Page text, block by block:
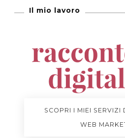
Il mio lavoro
SCOPRI I MIEI SERVIZI
WEB